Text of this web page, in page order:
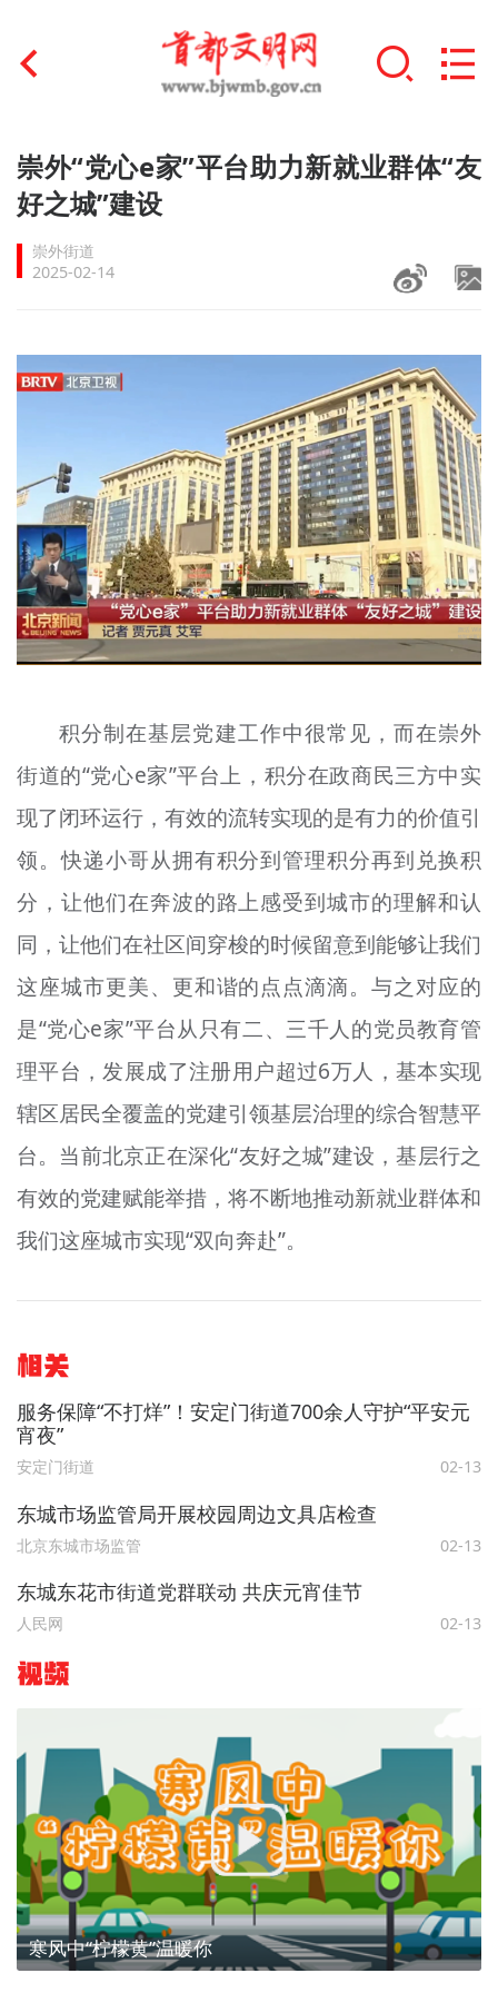
首页
文明创建
文明实践
未成年人思想道德建设
+
身边好人
文明评论
北京宣传文化引导基金
宣传思想文化人才
资料库
+
崇外“党心e家”平台助力新就业群体“友
好之城”建设
崇外街道
2025-02-14
积分制在基层党建工作中很常见，而在崇外
街道的“党心e家”平台上，积分在政商民三方中实
现了闭环运行，有效的流转实现的是有力的价值引
领。快递小哥从拥有积分到管理积分再到兑换积
分，让他们在奔波的路上感受到城市的理解和认
同，让他们在社区间穿梭的时候留意到能够让我们
这座城市更美、更和谐的点点滴滴。与之对应的
是“党心e家”平台从只有二、三千人的党员教育管
理平台，发展成了注册用户超过6万人，基本实现
辖区居民全覆盖的党建引领基层治理的综合智慧平
台。当前北京正在深化“友好之城”建设，基层行之
有效的党建赋能举措，将不断地推动新就业群体和
我们这座城市实现“双向奔赴”。
相关
服务保障“不打烊”！安定门街道700余人守护“平安元
宵夜”
安定门街道 02-13
东城市场监管局开展校园周边文具店检查
北京东城市场监管 02-13
东城东花市街道党群联动 共庆元宵佳节
人民网 02-13
视频
寒风中“柠檬黄”温暖你